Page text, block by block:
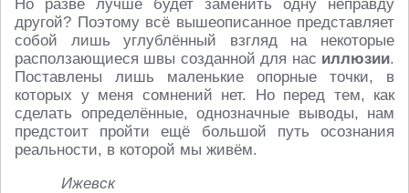
Но разве лучше будет заменить одну неправду
другой? Поэтому всё вышеописанное представляет
собой лишь углублённый взгляд на некоторые
расползающиеся швы созданной для нас иллюзии.
Поставлены лишь маленькие опорные точки, в
которых у меня сомнений нет. Но перед тем, как
сделать определённые, однозначные выводы, нам
предстоит пройти ещё большой путь осознания
реальности, в которой мы живём.
Ижевск